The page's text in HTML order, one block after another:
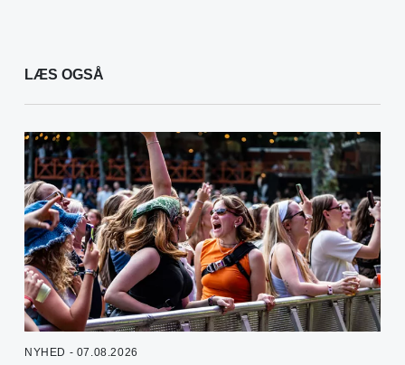
LÆS OGSÅ
NYHED - 07.08.2026